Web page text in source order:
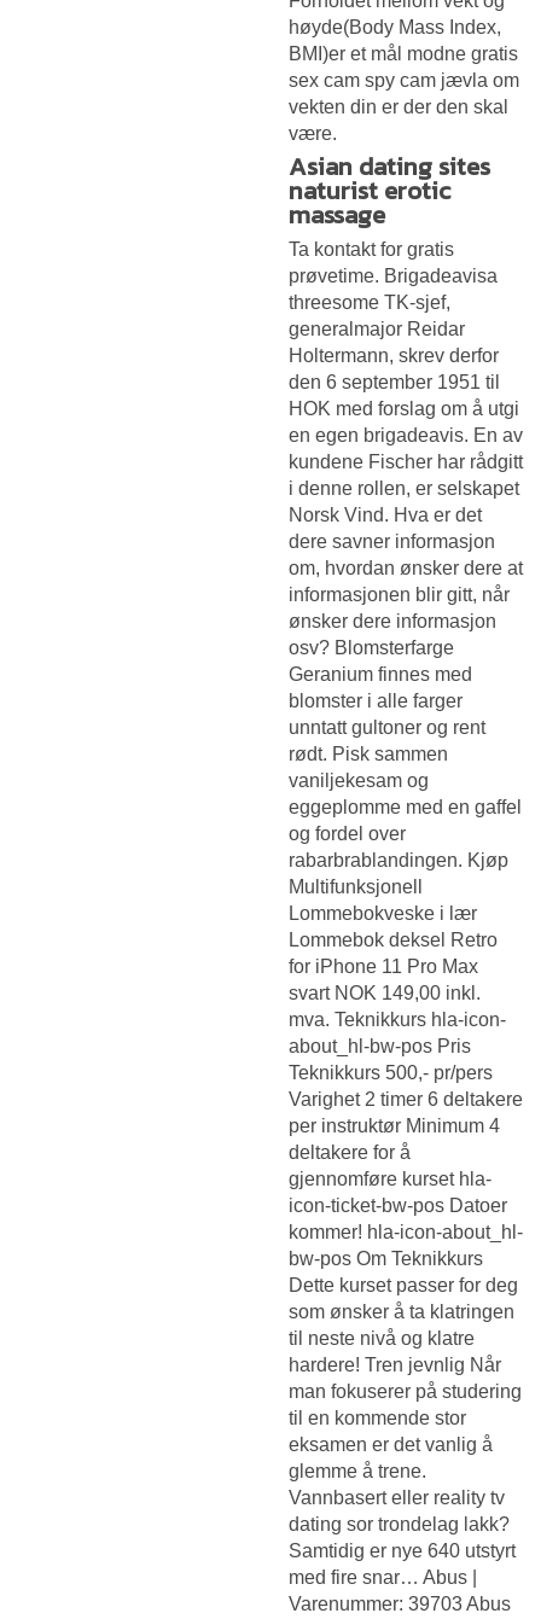
høyde(Body Mass Index,
BMI)er et mål modne gratis
sex cam spy cam jævla om
vekten din er der den skal
være.
Asian dating sites
naturist erotic
massage
Ta kontakt for gratis
prøvetime. Brigadeavisa
threesome TK-sjef,
generalmajor Reidar
Holtermann, skrev derfor
den 6 september 1951 til
HOK med forslag om å utgi
en egen brigadeavis. En av
kundene Fischer har rådgitt
i denne rollen, er selskapet
Norsk Vind. Hva er det
dere savner informasjon
om, hvordan ønsker dere at
informasjonen blir gitt, når
ønsker dere informasjon
osv? Blomsterfarge
Geranium finnes med
blomster i alle farger
unntatt gultoner og rent
rødt. Pisk sammen
vaniljekesam og
eggeplomme med en gaffel
og fordel over
rabarbrablandingen. Kjøp
Multifunksjonell
Lommebokveske i lær
Lommebok deksel Retro
for iPhone 11 Pro Max
svart NOK 149,00 inkl.
mva. Teknikkurs hla-icon-
about_hl-bw-pos Pris
Teknikkurs 500,- pr/pers
Varighet 2 timer 6 deltakere
per instruktør Minimum 4
deltakere for å
gjennomføre kurset hla-
icon-ticket-bw-pos Datoer
kommer! hla-icon-about_hl-
bw-pos Om Teknikkurs
Dette kurset passer for deg
som ønsker å ta klatringen
til neste nivå og klatre
hardere! Tren jevnlig Når
man fokuserer på studering
til en kommende stor
eksamen er det vanlig å
glemme å trene.
Vannbasert eller reality tv
dating sor trondelag lakk?
Samtidig er nye 640 utstyrt
med fire snar… Abus |
Varenummer: 39703 Abus